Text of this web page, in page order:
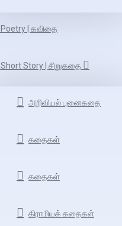
Poetry | கவிதை
Short Story | சிறுகதை
அறிவியல் புனைகதை
கதைகள்
கதைகள்
கிராமியக் கதைகள்